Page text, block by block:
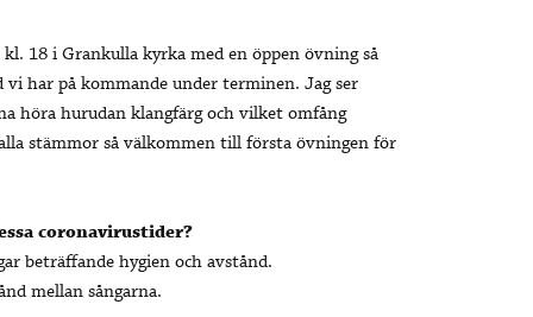
18 i Grankulla kyrka med en öppen övning så
vi har på kommande under terminen. Jag ser
höra hurudan klangfärg och vilket omfång
stämmor så välkommen till första övningen för
coronavirustider?
beträffande hygien och avstånd.
mellan sångarna.